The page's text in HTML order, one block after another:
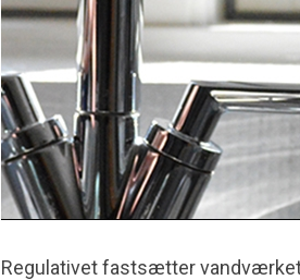
Regulativet fastsætter